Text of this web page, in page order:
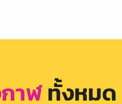
าฬทั้งหมด